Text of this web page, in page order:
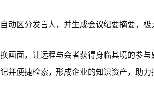
动区分发言人，并生成会议纪要摘要，极
画面，让远程与会者获得身临其境的参与
并便捷检索，形成企业的知识资产，助力